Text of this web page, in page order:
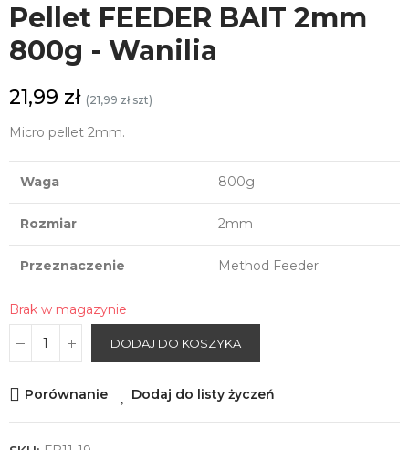
Pellet FEEDER BAIT 2mm
800g - Wanilia
21,99 zł (21,99 zł szt)
Micro pellet 2mm.
Waga 800g
Rozmiar 2mm
Przeznaczenie Method Feeder
Brak w magazynie
DODAJ DO KOSZYKA
Porównanie Dodaj do listy życzeń